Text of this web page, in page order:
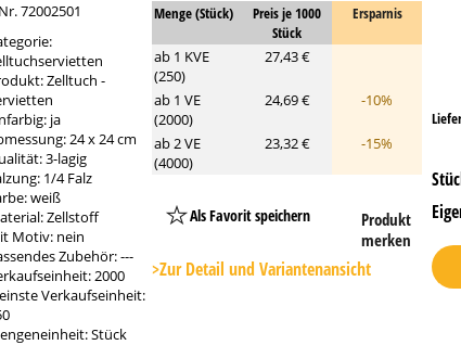
72002501
Zelltuch -
ja
24 x 24 cm
3-lagig
1/4 Falz
weiß
Zellstoff
Motiv: nein
Zubehör: ---
2000
Verkaufseinheit:
Stück
Menge (Stück)
Preis je 1000
Stück
Ersparnis
ab 1 KVE
(250)
27,43 €
ab 1 VE
(2000)
24,69 € -10%
ab 2 VE
(4000)
23,32 € -15%
Als Favorit speichern
Button
Produkt
merken
>Zur Detail und Variantenansicht